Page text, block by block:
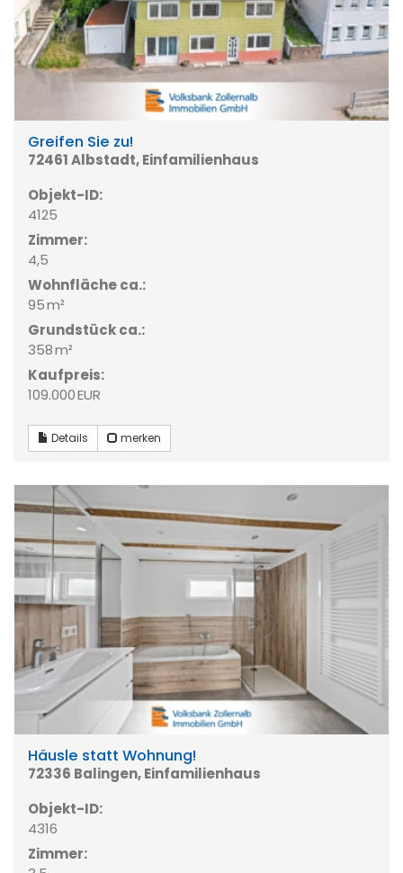
Greifen Sie zu!
72461 Albstadt, Einfamilienhaus
Objekt-ID:
4125
Zimmer:
4,5
Wohnfläche ca.:
95 m²
Grund­stück ca.:
358 m²
Kaufpreis:
109.000 EUR
Details merken
Häusle statt Wohnung!
72336 Balingen, Einfamilienhaus
Objekt-ID:
4316
Zimmer: